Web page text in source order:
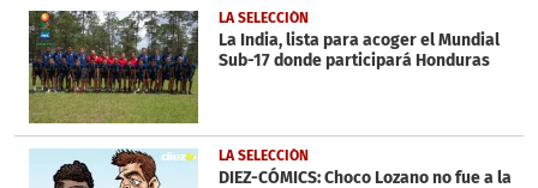
LA SELECCIÓN
La India, lista para acoger el Mundial
Sub-17 donde participará Honduras
LA SELECCIÓN
DIEZ-CÓMICS: Choco Lozano no fue a la